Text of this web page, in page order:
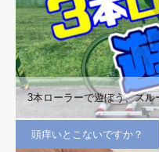
3本ローラーで遊ぼう、ス
頭痒いとこないですか？